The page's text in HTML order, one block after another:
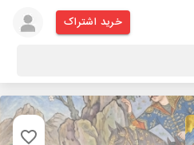
خرید اشتراک